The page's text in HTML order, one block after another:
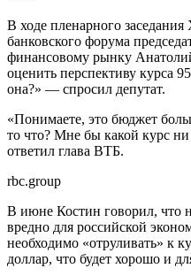
В ходе пленарного
банковского форума
финансовому рынку
оценить перспективу курса
она?» — спросил депутат.
«Понимаете, это бюджет
то что? Мне бы какой курс
ответил глава ВТБ.
rbc.group
В июне Костин говорил, что
вредно для российской
необходимо «отруливать» к
доллар, что будет хорошо и